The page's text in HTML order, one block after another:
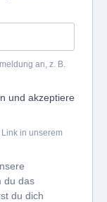
an, z. B.
und akzeptiere
in unserem
du das
du dich